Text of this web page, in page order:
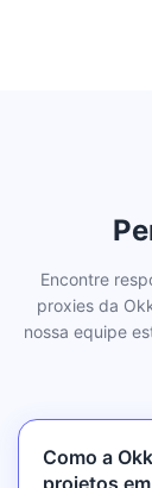
Encontre
proxies da
nossa equipe
Como a
projetos